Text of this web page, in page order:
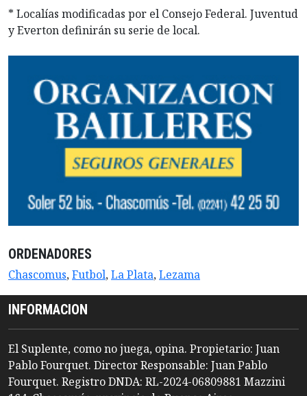
* Localías modificadas por el Consejo Federal. Juventud
y Everton definirán su serie de local.
ORDENADORES
Chascomus,Futbol,La Plata,Lezama
INFORMACION
El Suplente, como no juega, opina. Propietario: Juan
Pablo Fourquet. Director Responsable: Juan Pablo
Fourquet. Registro DNDA: RL-2024-06809881 Mazzini